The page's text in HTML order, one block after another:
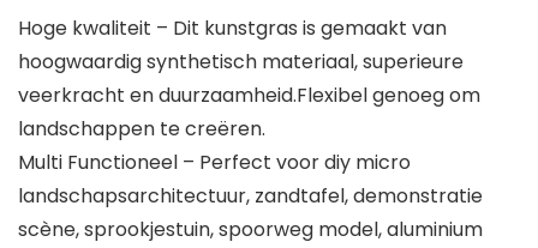
Hoge kwaliteit – Dit kunstgras is gemaakt van
hoogwaardig synthetisch materiaal, superieure
veerkracht en duurzaamheid.Flexibel genoeg om
landschappen te creëren.
Multi Functioneel – Perfect voor diy micro
landschapsarchitectuur, zandtafel, demonstratie
scène, sprookjestuin, spoorweg model, aluminium